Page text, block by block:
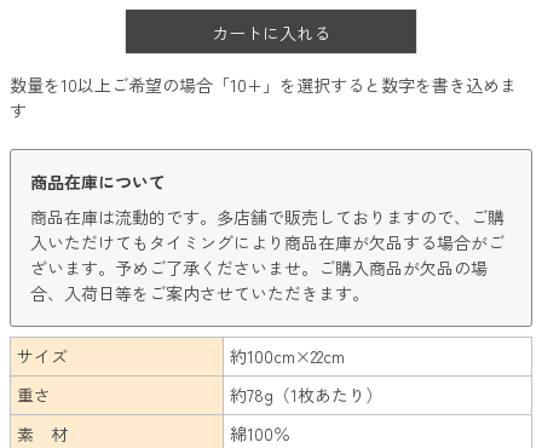
カートに入れる
数量を10以上ご希望の場合「10+」を選択すると数字を書き込めま
す
商品在庫について
商品在庫は流動的です。多店舗で販売しておりますので、ご購
入いただけてもタイミングにより商品在庫が欠品する場合がご
ざいます。予めご了承くださいませ。ご購入商品が欠品の場
合、入荷日等をご案内させていただきます。
サイズ
約100cm×22cm
重さ
約78g（1枚あたり）
素 材
綿100％